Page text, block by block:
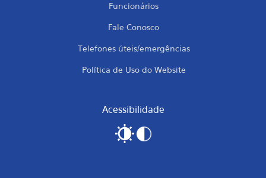
Funcionários
Fale Conosco
Telefones úteis/emergências
Política de Uso do Website
Acessibilidade